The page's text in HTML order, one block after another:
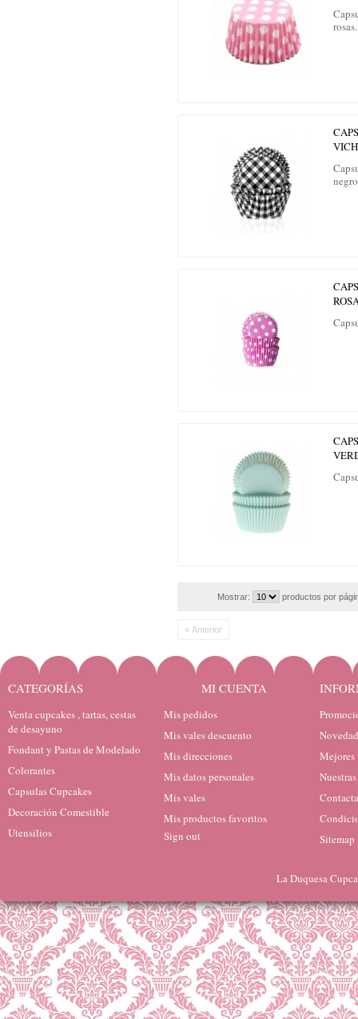
rosas.
negro
Mostrar: productos por
« Anterior
CATEGORÍAS
Venta cupcakes , tartas, cestas
de desayuno
Fondant y Pastas de Modelado
Colorantes
Capsulas Cupcakes
Decoración Comestible
Utensilios
MI CUENTA
Mis pedidos
Mis vales descuento
Mis direcciones
Mis datos personales
Mis vales
Mis productos favoritos
Sign out
Mejores
Sitemap
La Duquesa